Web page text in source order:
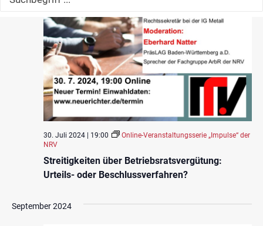
Streitigkeiten über Betriebsratsvergütung:
Urteils- oder Beschlussverfahren?
30. Juli 2024 | 19:00
Online-Veranstaltungsserie „Impulse“ der
NRV
September 2024